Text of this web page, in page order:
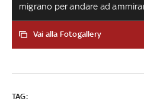
migrano per andare ad
'sakura'. Un evento che non
ricorda la fuggevolezza delle
Vai alla Fotogallery
TAG: